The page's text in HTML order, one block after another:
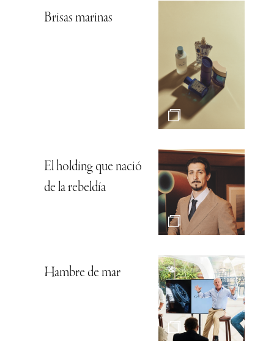
Brisas marinas
El holding que nació
de la rebeldía
Hambre de mar